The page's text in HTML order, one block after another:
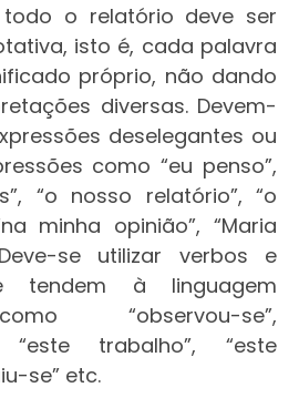
o relatório deve ser
isto é, cada palavra
próprio, não dando
diversas. Devem-
deselegantes ou
como “eu penso”,
“o nosso relatório”, “o
minha opinião”, “Maria
se utilizar verbos e
tendem à linguagem
“observou-se”,
“este trabalho”, “este
se” etc.